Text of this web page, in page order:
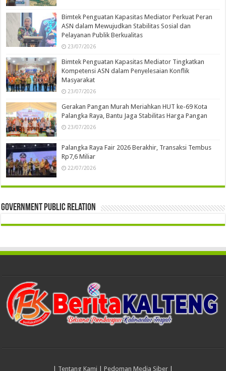
Bimtek Penguatan Kapasitas Mediator Perkuat Peran
ASN dalam Mewujudkan Stabilitas Sosial dan
Pelayanan Publik Berkualitas
23/07/2026
Bimtek Penguatan Kapasitas Mediator Tingkatkan
Kompetensi ASN dalam Penyelesaian Konflik
Masyarakat
23/07/2026
Gerakan Pangan Murah Meriahkan HUT ke-69 Kota
Palangka Raya, Bantu Jaga Stabilitas Harga Pangan
23/07/2026
Palangka Raya Fair 2026 Berakhir, Transaksi Tembus
Rp7,6 Miliar
22/07/2026
Government Public Relation
| Tentang Kami | Pedoman Media Siber |